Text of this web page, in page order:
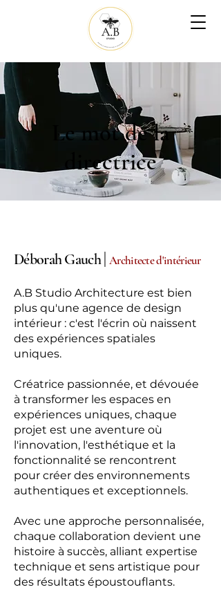
Le mot de la
directrice
Déborah Gauch| Architecte d'intérieur
A.B Studio Architecture est bien
plus qu'une agence de design
intérieur : c'est l'écrin où naissent
des expériences spatiales
uniques.
Créatrice passionnée, et dévouée
à transformer les espaces en
expériences uniques, chaque
projet est une aventure où
l'innovation, l'esthétique et la
fonctionnalité se rencontrent
pour créer des environnements
authentiques et exceptionnels.
Avec une approche personnalisée,
chaque collaboration devient une
histoire à succès, alliant expertise
technique et sens artistique pour
des résultats époustouflants.